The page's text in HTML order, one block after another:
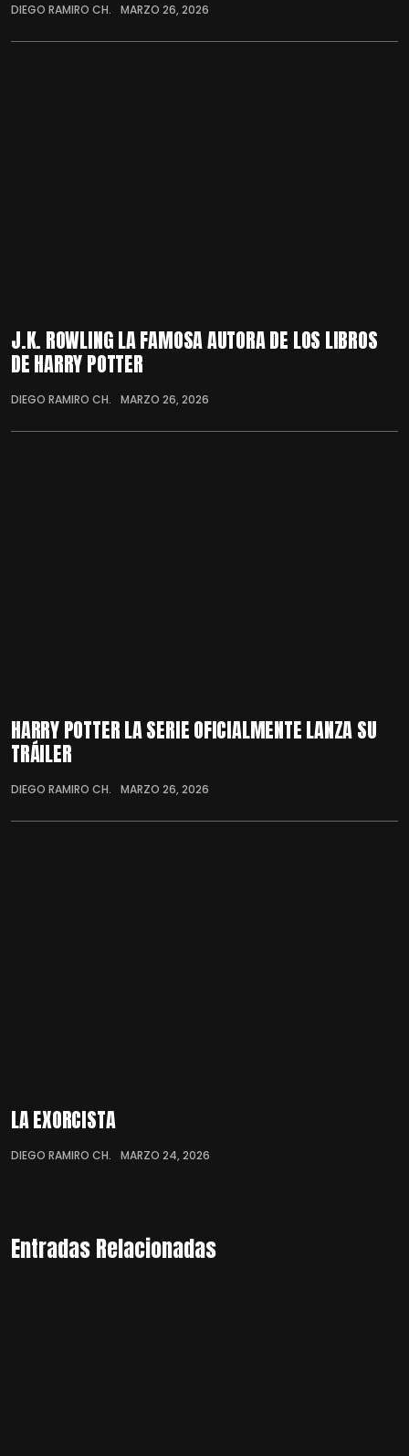
DIEGO RAMIRO CH. MARZO 26, 2026
J.K. ROWLING LA FAMOSA AUTORA DE LOS LIBROS
DE HARRY POTTER
DIEGO RAMIRO CH. MARZO 26, 2026
HARRY POTTER LA SERIE OFICIALMENTE LANZA SU
TRÁILER
DIEGO RAMIRO CH. MARZO 26, 2026
LA EXORCISTA
DIEGO RAMIRO CH. MARZO 24, 2026
Entradas Relacionadas